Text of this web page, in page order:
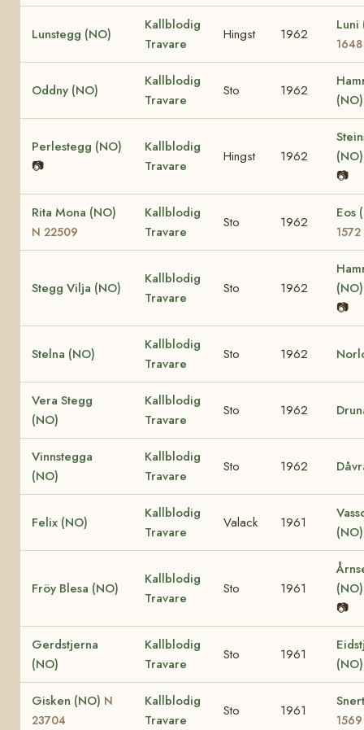
Lunstegg (NO)
Kallblodig
Travare
Hingst 1962
1648
Oddny (NO)
Kallblodig
Travare
Sto 1962
Perlestegg (NO)
📷
Kallblodig
Travare
Hingst 1962
📷
Rita Mona (NO)
N 22509
Kallblodig
Travare
Sto 1962
Eos
1572
Stegg Vilja (NO)
Kallblodig
Travare
Sto 1962
📷
Stelna (NO)
Kallblodig
Travare
Sto 1962
Vera Stegg
(NO)
Kallblodig
Travare
Sto 1962
Vinnstegga
(NO)
Kallblodig
Travare
Sto 1962
Felix (NO)
Kallblodig
Travare
Valack 1961
Fröy Blesa (NO)
Kallblodig
Travare
Sto 1961
📷
Gerdstjerna
(NO)
Kallblodig
Travare
Sto 1961
Gisken (NO) N
23704
Kallblodig
Travare
Sto 1961
1569